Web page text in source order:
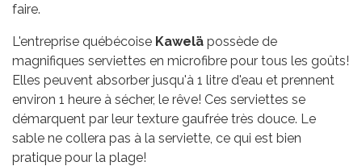
faire.
L'entreprise québécoise Kawelä possède de
magnifiques serviettes en microfibre pour tous les goûts!
Elles peuvent absorber jusqu'à 1 litre d'eau et prennent
environ 1 heure à sécher, le rêve! Ces serviettes se
démarquent par leur texture gaufrée très douce. Le
sable ne collera pas à la serviette, ce qui est bien
pratique pour la plage!